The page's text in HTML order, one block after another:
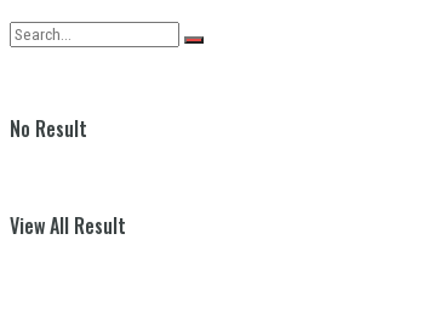
No Result
View All Result